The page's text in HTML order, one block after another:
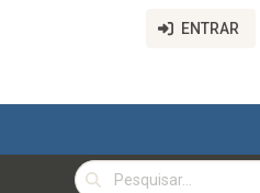
ENTRAR
PESQUISAR